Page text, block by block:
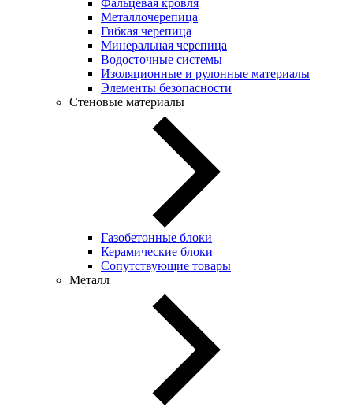
Металлочерепица
Гибкая черепица
Минеральная черепица
Водосточные системы
Изоляционные и рулонные материалы
Элементы безопасности
Стеновые материалы
Газобетонные блоки
Керамические блоки
Сопутствующие товары
Металл